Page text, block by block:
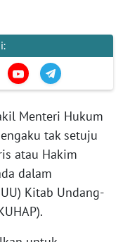
Menteri Hukum
tak setuju
atau Hakim
dalam
Kitab Undang-